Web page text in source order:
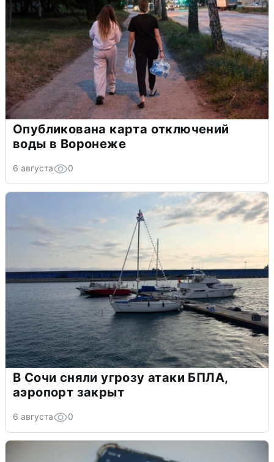
Опубликована карта отключений
воды в Воронеже
6 августа 0
В Сочи сняли угрозу атаки БПЛА,
аэропорт закрыт
6 августа 0